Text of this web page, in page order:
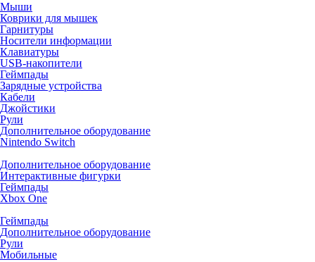
Мыши
Коврики для мышек
Гарнитуры
Носители информации
Клавиатуры
USB-накопители
Геймпады
Зарядные устройства
Кабели
Джойстики
Рули
Дополнительное оборудование
Nintendo Switch
Дополнительное оборудование
Интерактивные фигурки
Геймпады
Xbox One
Геймпады
Дополнительное оборудование
Рули
Мобильные